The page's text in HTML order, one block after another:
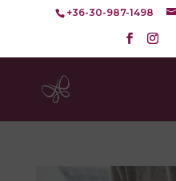
+36-30-987-1498